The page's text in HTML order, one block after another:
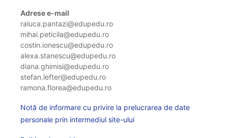
Adrese e-mail
raluca.pantazi@edupedu.ro
mihai.peticila@edupedu.ro
costin.ionescu@edupedu.ro
alexa.stanescu@edupedu.ro
diana.ghimisi@edupedu.ro
stefan.lefter@edupedu.ro
ramona.florea@edupedu.ro
Notă de informare cu privire la prelucrarea de date
personale prin intermediul site-ului